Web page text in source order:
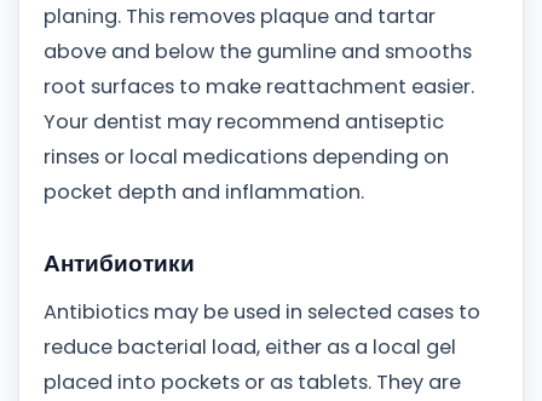
planing. This removes plaque and tartar
above and below the gumline and smooths
root surfaces to make reattachment easier.
Your dentist may recommend antiseptic
rinses or local medications depending on
pocket depth and inflammation.
Антибиотики
Antibiotics may be used in selected cases to
reduce bacterial load, either as a local gel
placed into pockets or as tablets. They are